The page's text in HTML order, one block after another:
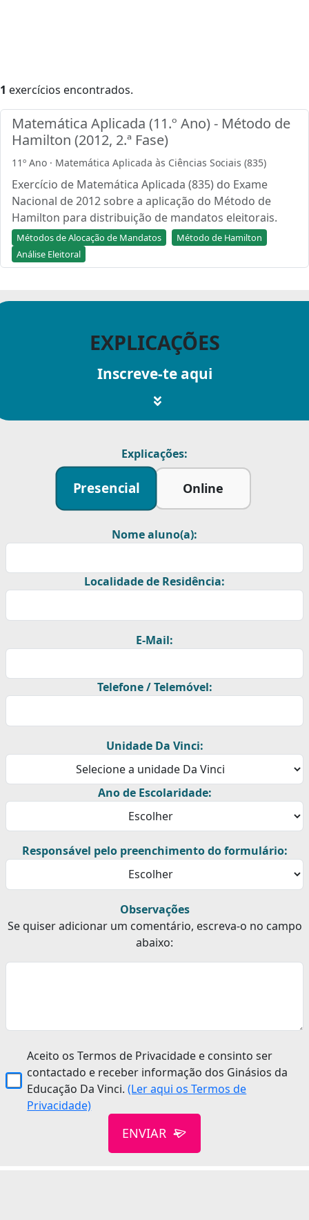
1 exercícios encontrados.
Matemática Aplicada (11.º Ano) - Método de
Hamilton (2012, 2.ª Fase)
11º Ano · Matemática Aplicada às Ciências Sociais (835)
Exercício de Matemática Aplicada (835) do Exame
Nacional de 2012 sobre a aplicação do Método de
Hamilton para distribuição de mandatos eleitorais.
Métodos de Alocação de Mandatos
Método de Hamilton
Análise Eleitoral
EXPLICAÇÕES
Inscreve-te aqui
Explicações:
Presencial Online
Nome aluno(a):
Localidade de Residência:
E-Mail:
Telefone / Telemóvel:
Unidade Da Vinci:
Ano de Escolaridade:
Responsável pelo preenchimento do formulário:
Observações
Se quiser adicionar um comentário, escreva-o no campo
abaixo:
Aceito os Termos de Privacidade e consinto ser
contactado e receber informação dos Ginásios da
Educação Da Vinci.(Ler aqui os Termos de
Privacidade)
ENVIAR